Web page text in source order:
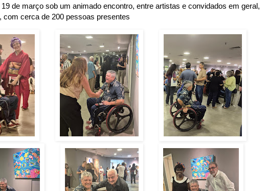
de março sob um animado encontro, entre artistas e convidados em geral,
com cerca de 200 pessoas presentes